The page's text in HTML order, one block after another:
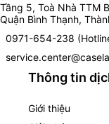
Tầng 5, Toà Nhà TTM
Quận Bình Thạnh,
0971-654-238
Thông tin
Giới thiệu